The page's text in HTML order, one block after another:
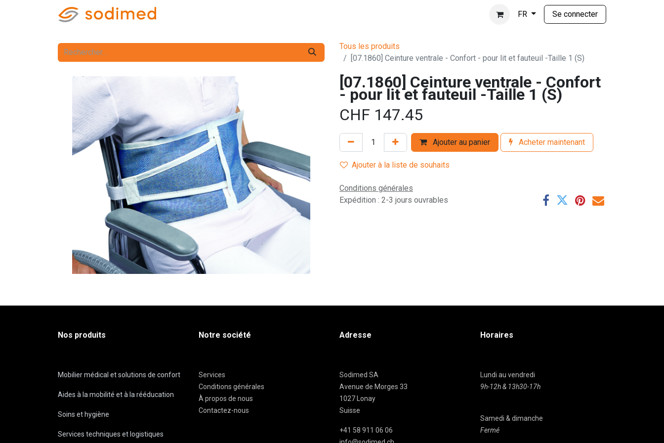
FR Se connecter
Tous les produits
[07.1860] Ceinture ventrale - Confort - pour lit et fauteuil -Taille 1 (S)
[07.1860] Ceinture ventrale - Confort
- pour lit et fauteuil -Taille 1 (S)
CHF 147.45
Ajouter au panier Acheter maintenant
Ajouter à la liste de souhaits
Conditions générales
Expédition : 2-3 jours ouvrables
Nos produits
Mobilier médical et solutions de confort
Aides à la mobilité et à la rééducation
Soins et hygiène
Services techniques et logistiques
Notre société
Services
Conditions générales
À propos de nous
Contactez-nous
Adresse
Sodimed SA
Avenue de Morges 33
1027 Lonay
Suisse
+41 58 911 06 06
Horaires
Lundi au vendredi
9h-12h & 13h30-17h
Samedi & dimanche
Fermé